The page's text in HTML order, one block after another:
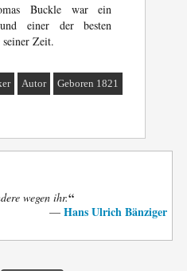
Buckle war ein
einer der besten
seiner Zeit.
Autor Geboren 1821
wegen ihr.“
— Hans Ulrich Bänziger